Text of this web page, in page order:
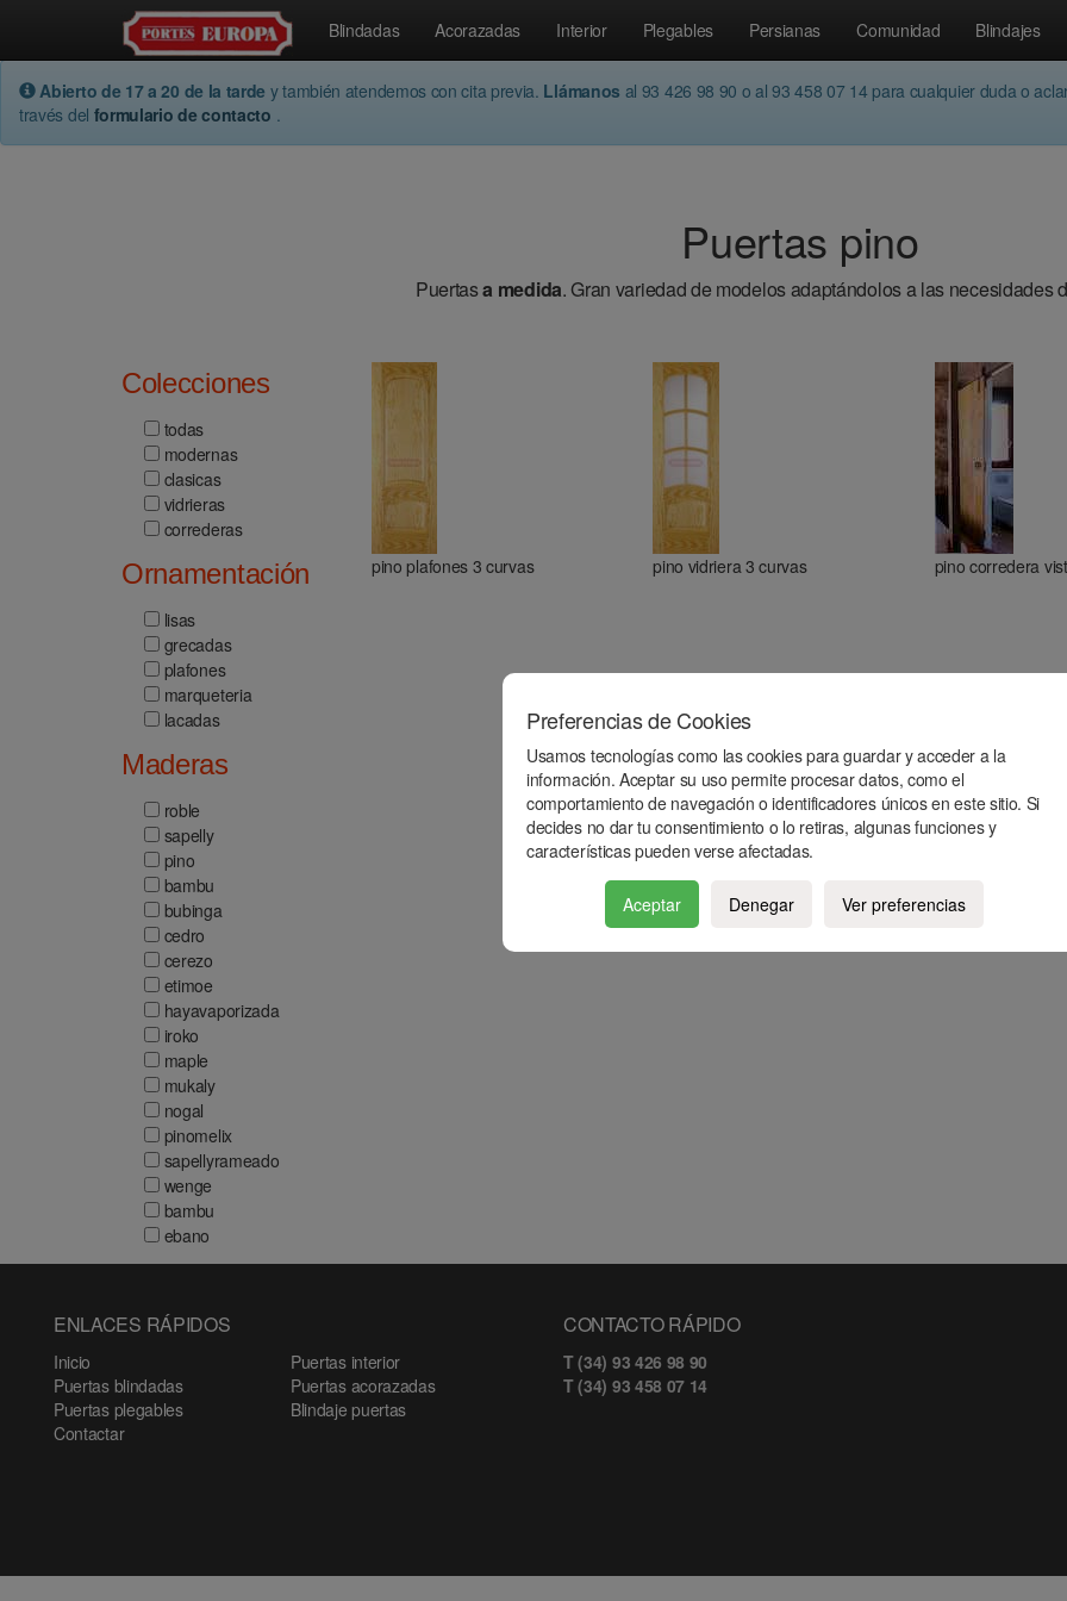
Blindadas Acorazadas Interior Plegables Persianas Comunidad Blindajes
Abierto de 17 a 20 de la tarde y también atendemos con cita previa. Llámanos al 93 426 98 90 o al 93 458 07 14 para cualquier duda o
través del formulario de contacto .
Puertas pino
Puertasa medida. Gran variedad de modelos adaptándolos a las necesidades
Colecciones
todas
modernas
clasicas
vidrieras
correderas
Ornamentación
lisas
grecadas
plafones
marqueteria
lacadas
Maderas
roble
sapelly
pino
bambu
bubinga
cedro
cerezo
etimoe
hayavaporizada
iroko
maple
mukaly
nogal
pinomelix
sapellyrameado
wenge
bambu
ebano
pino plafones 3 curvas pino vidriera 3 curvas pino corredera
ENLACES RÁPIDOS
Inicio
Puertas interior
Puertas blindadas
Puertas acorazadas
Puertas plegables
Blindaje puertas
Contactar
CONTACTO RÁPIDO
T (34) 93 426 98 90
T (34) 93 458 07 14
Preferencias de Cookies
Usamos tecnologías como las cookies para guardar y acceder a la
información. Aceptar su uso permite procesar datos, como el
comportamiento de navegación o identificadores únicos en este sitio. Si
decides no dar tu consentimiento o lo retiras, algunas funciones y
características pueden verse afectadas.
Aceptar Denegar Ver preferencias